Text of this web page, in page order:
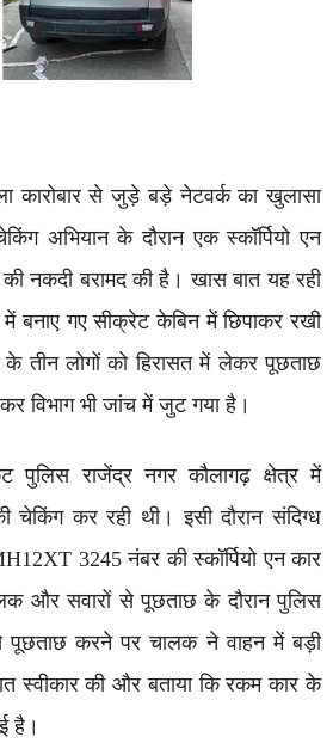
कारोबार से जुड़े बड़े नेटवर्क का खुलासा
अभियान के दौरान एक स्कॉर्पियो एन
नकदी बरामद की है। खास बात यह रही
बनाए गए सीक्रेट केबिन में छिपाकर रखी
तीन लोगों को हिरासत में लेकर पूछताछ
विभाग भी जांच में जुट गया है।
पुलिस राजेंद्र नगर कौलागढ़ क्षेत्र में
चेकिंग कर रही थी। इसी दौरान संदिग्ध
3245 नंबर की स्कॉर्पियो एन कार
और सवारों से पूछताछ के दौरान पुलिस
करने पर चालक ने वाहन में बड़ी
स्वीकार की और बताया कि रकम कार के
है।